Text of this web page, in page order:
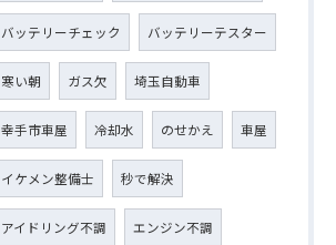
バッテリーチェック バッテリーテスター
寒い朝 ガス欠 埼玉自動車
幸手市車屋 冷却水 のせかえ 車屋
イケメン整備士 秒で解決
アイドリング不調 エンジン不調